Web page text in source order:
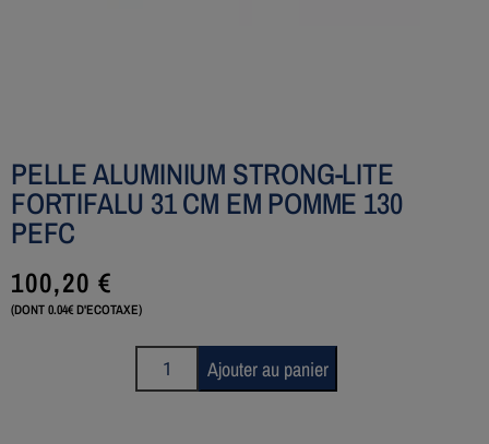
PELLE ALUMINIUM STRONG-LITE
FORTIFALU 31 CM EM POMME 130
PEFC
100,20€
(DONT 0.04€ D'ECOTAXE)
Ajouter au panier